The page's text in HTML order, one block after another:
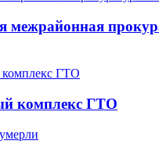
межрайонная
комплекс ГТО